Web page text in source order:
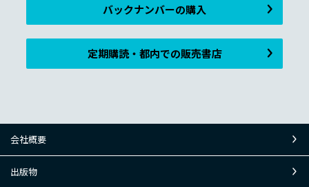
バックナンバーの購入
定期購読・都内での販売書店
会社概要
出版物